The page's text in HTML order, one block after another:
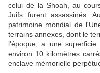
celui de la Shoah, au
Juifs furent assassinés.
patrimoine mondial de
terrains annexes, dont le
l'époque, a une superficie
environ 10 kilomètres
enclave mémorielle